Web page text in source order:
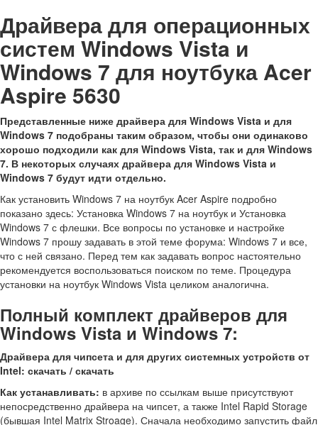
Драйвера для операционных
систем Windows Vista и
Windows 7 для ноутбука Acer
Aspire 5630
Представленные ниже драйвера для Windows Vista и для
Windows 7 подобраны таким образом, чтобы они одинаково
хорошо подходили как для Windows Vista, так и для Windows
7. В некоторых случаях драйвера для Windows Vista и
Windows 7 будут идти отдельно.
Как установить Windows 7 на ноутбук Acer Aspire подробно
показано здесь: Установка Windows 7 на ноутбук и Установка
Windows 7 с флешки. Все вопросы по установке и настройке
Windows 7 прошу задавать в этой теме форума: Windows 7 и все,
что с ней связано. Перед тем как задавать вопрос настоятельно
рекомендуется воспользоваться поиском по теме. Процедура
установки на ноутбук Windows Vista целиком аналогична.
Полный комплект драйверов для
Windows Vista и Windows 7:
Драйвера для чипсета и для других системных устройств от
Intel: скачать / скачать
Как устанавливать: в архиве по ссылкам выше присутствуют
непосредственно драйвера на чипсет, а также Intel Rapid Storage
(бывшая Intel Matrix Stroage). Сначала необходимо запустить файл